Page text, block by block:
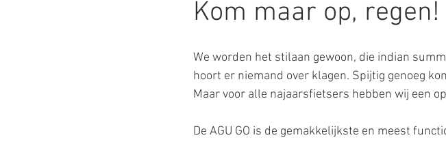
Kom maar op, regen!
We worden het stilaan gewoon, die indian
hoort er niemand over klagen. Spijtig genoeg
Maar voor alle najaarsfietsers hebben wij een
De AGU GO is de gemakkelijkste en meest